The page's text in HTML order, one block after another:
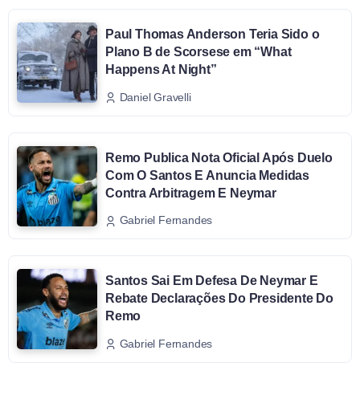
Paul Thomas Anderson Teria Sido o
Plano B de Scorsese em “What
Happens At Night”
Daniel Gravelli
Remo Publica Nota Oficial Após Duelo
Com O Santos E Anuncia Medidas
Contra Arbitragem E Neymar
Gabriel Fernandes
Santos Sai Em Defesa De Neymar E
Rebate Declarações Do Presidente Do
Remo
Gabriel Fernandes